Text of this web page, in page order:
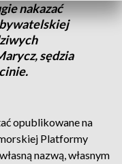
nakazać
sędzia
opublikowane na
Platformy
nazwą, własnym